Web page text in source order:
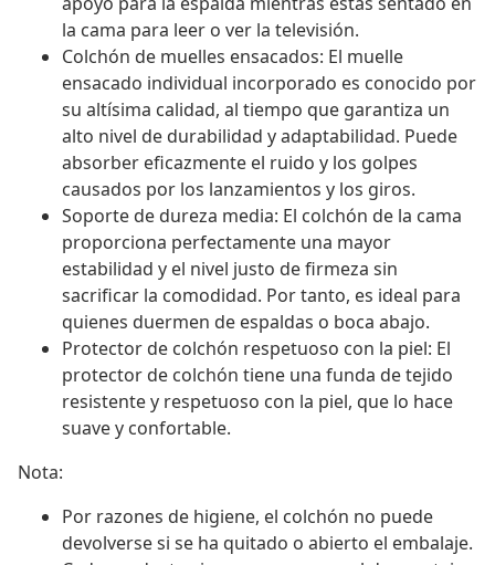
la cama para leer o ver la televisión.
Colchón de muelles ensacados: El muelle
ensacado individual incorporado es conocido por
su altísima calidad, al tiempo que garantiza un
alto nivel de durabilidad y adaptabilidad. Puede
absorber eficazmente el ruido y los golpes
causados por los lanzamientos y los giros.
Soporte de dureza media: El colchón de la cama
proporciona perfectamente una mayor
estabilidad y el nivel justo de firmeza sin
sacrificar la comodidad. Por tanto, es ideal para
quienes duermen de espaldas o boca abajo.
Protector de colchón respetuoso con la piel: El
protector de colchón tiene una funda de tejido
resistente y respetuoso con la piel, que lo hace
suave y confortable.
Nota:
Por razones de higiene, el colchón no puede
devolverse si se ha quitado o abierto el embalaje.